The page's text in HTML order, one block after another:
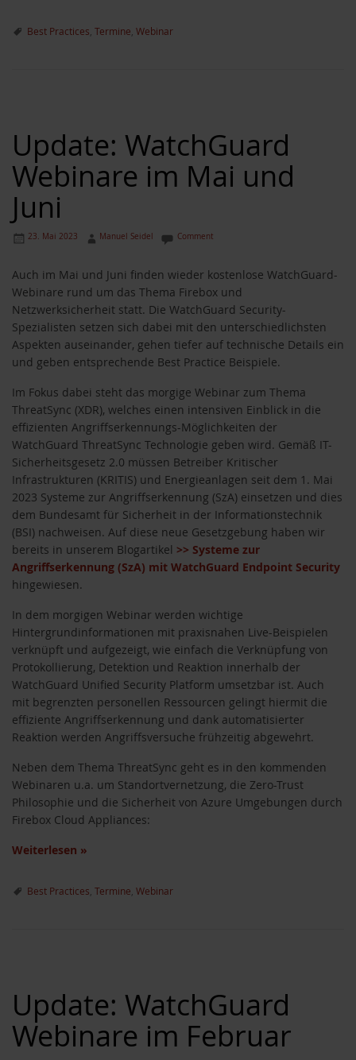
Best Practices Termine Webinar
Update: WatchGuard
Webinare im Mai und
Juni
23. Mai 2023 Manuel Seidel Comment
Auch im Mai und Juni finden wieder kostenlose WatchGuard-
Webinare rund um das Thema Firebox und
Netzwerksicherheit statt. Die WatchGuard Security-
Spezialisten setzen sich dabei mit den unterschiedlichsten
Aspekten auseinander, gehen tiefer auf technische Details ein
und geben entsprechende Best Practice Beispiele.
Im Fokus dabei steht das morgige Webinar zum Thema
ThreatSync (XDR), welches einen intensiven Einblick in die
effizienten Angriffserkennungs-Möglichkeiten der
WatchGuard ThreatSync Technologie geben wird. Gemäß IT-
Sicherheitsgesetz 2.0 müssen Betreiber Kritischer
Infrastrukturen (KRITIS) und Energieanlagen seit dem 1. Mai
2023 Systeme zur Angriffserkennung (SzA) einsetzen und dies
dem Bundesamt für Sicherheit in der Informationstechnik
(BSI) nachweisen. Auf diese neue Gesetzgebung haben wir
bereits in unserem Blogartikel >> Systeme zur
Angriffserkennung (SzA) mit WatchGuard Endpoint Security
hingewiesen.
In dem morgigen Webinar werden wichtige
Hintergrundinformationen mit praxisnahen Live-Beispielen
verknüpft und aufgezeigt, wie einfach die Verknüpfung von
Protokollierung, Detektion und Reaktion innerhalb der
WatchGuard Unified Security Platform umsetzbar ist. Auch
mit begrenzten personellen Ressourcen gelingt hiermit die
effiziente Angriffserkennung und dank automatisierter
Reaktion werden Angriffsversuche frühzeitig abgewehrt.
Neben dem Thema ThreatSync geht es in den kommenden
Webinaren u.a. um Standortvernetzung, die Zero-Trust
Philosophie und die Sicherheit von Azure Umgebungen durch
Firebox Cloud Appliances:
Weiterlesen »
Best Practices Termine Webinar
Update: WatchGuard
Webinare im Februar